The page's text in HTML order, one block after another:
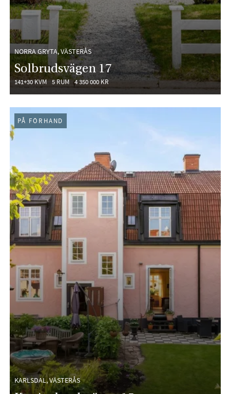
NORRA GRYTA, VÄSTERÅS
Solbrudsvägen 17
141+30 KVM 5 RUM 4 350 000 KR
KARLSDAL, VÄSTERÅS
PÅ FÖRHAND